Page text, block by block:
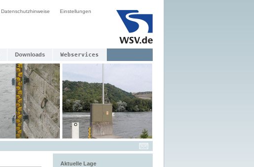
Datenschutzhinweise Einstellungen
Downloads Webservices
Aktuelle Lage